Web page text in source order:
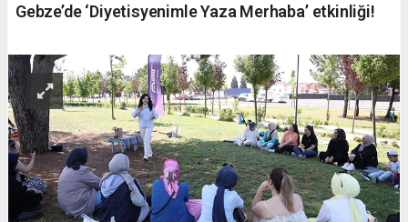
Gebze’de ‘Diyetisyenimle Yaza Merhaba’ etkinliği!